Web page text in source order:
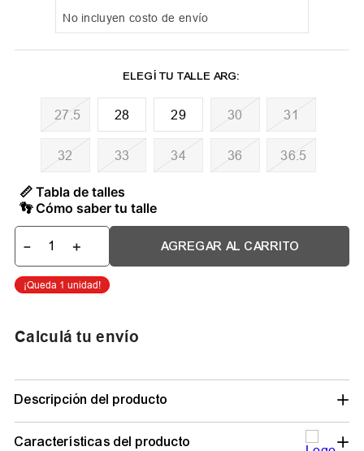
No incluyen costo de envío
27.5 28 29 30 31
32 33 34 36 36.5
📏 Tabla de talles
👣 Cómo saber tu talle
＋
－ AGREGAR AL CARRITO
Calculá tu envío
Descripción del producto
Características del producto